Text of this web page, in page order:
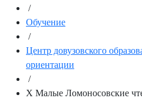
/
Обучение
/
Центр довузовского
ориентации
/
Х Малые Ломоносовские